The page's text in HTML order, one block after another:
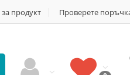
продукт Проверете